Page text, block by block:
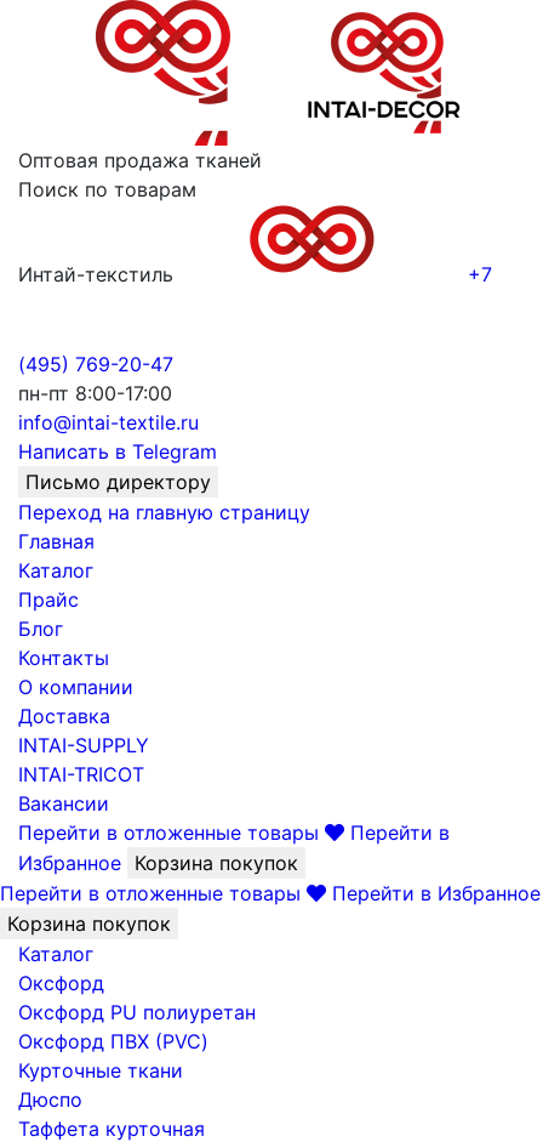
Оптовая продажа тканей
Поиск по товарам
Интай-текстиль +7
(495) 769-20-47
пн-пт 8:00-17:00
info@intai-textile.ru
Написать в Telegram
Письмо директору
Переход на главную страницу
Главная
Каталог
Прайс
Блог
Контакты
О компании
Доставка
INTAI-SUPPLY
INTAI-TRICOT
Вакансии
Перейти в отложенные товары
Перейти в
Избранное Корзина покупок
Перейти в отложенные товары
Перейти в Избранное
Корзина покупок
Каталог
Оксфорд
Оксфорд PU полиуретан
Оксфорд ПВХ (PVC)
Курточные ткани
Дюспо
Таффета курточная